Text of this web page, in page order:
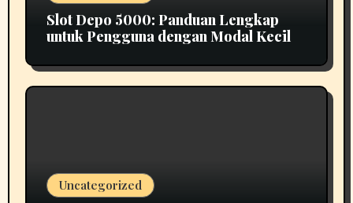
Slot Depo 5000: Panduan Lengkap
untuk Pengguna dengan Modal Kecil
Uncategorized